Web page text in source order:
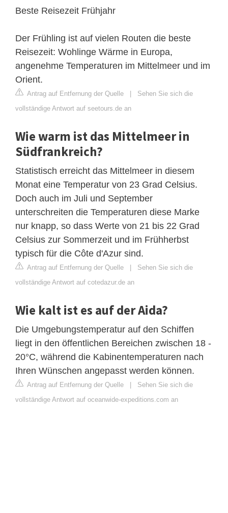
Beste Reisezeit Frühjahr
Der Frühling ist auf vielen Routen die beste
Reisezeit: Wohlinge Wärme in Europa,
angenehme Temperaturen im Mittelmeer und im
Orient.
Antrag auf Entfernung der Quelle | Sehen Sie sich die
vollständige Antwort auf seetours.de an
Wie warm ist das Mittelmeer in
Südfrankreich?
Statistisch erreicht das Mittelmeer in diesem
Monat eine Temperatur von 23 Grad Celsius.
Doch auch im Juli und September
unterschreiten die Temperaturen diese Marke
nur knapp, so dass Werte von 21 bis 22 Grad
Celsius zur Sommerzeit und im Frühherbst
typisch für die Côte d'Azur sind.
Antrag auf Entfernung der Quelle | Sehen Sie sich die
vollständige Antwort auf cotedazur.de an
Wie kalt ist es auf der Aida?
Die Umgebungstemperatur auf den Schiffen
liegt in den öffentlichen Bereichen zwischen 18 -
20°C, während die Kabinentemperaturen nach
Ihren Wünschen angepasst werden können.
Antrag auf Entfernung der Quelle | Sehen Sie sich die
vollständige Antwort auf oceanwide-expeditions.com an